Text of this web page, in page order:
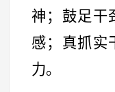
神；鼓足干
感；真抓实
力。